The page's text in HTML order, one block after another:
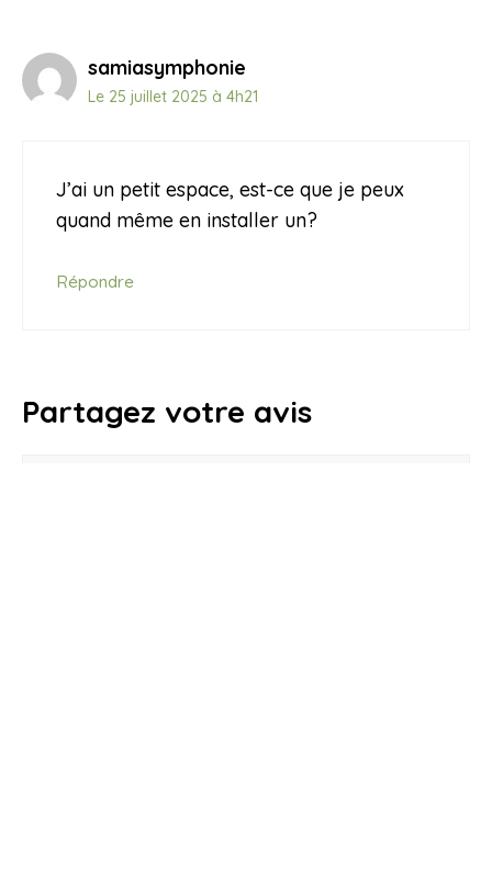
samiasymphonie
Le 25 juillet 2025 à 4h21
J’ai un petit espace, est-ce que je peux
quand même en installer un?
Répondre
Partagez votre avis